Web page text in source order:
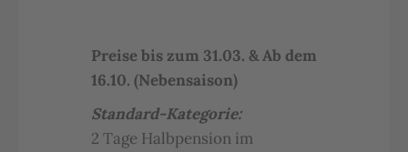
Preise bis zum 31.03. & Ab dem
16.10. (Nebensaison)
Standard-Kategorie:
2 Tage Halbpension im